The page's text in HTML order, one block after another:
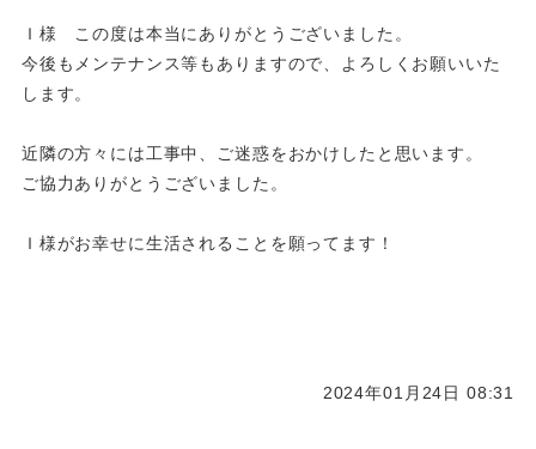
Ｉ様 この度は本当にありがとうございました。
今後もメンテナンス等もありますので、よろしくお願いいた
します。
近隣の方々には工事中、ご迷惑をおかけしたと思います。
ご協力ありがとうございました。
Ｉ様がお幸せに生活されることを願ってます！
2024年01月24日 08:31